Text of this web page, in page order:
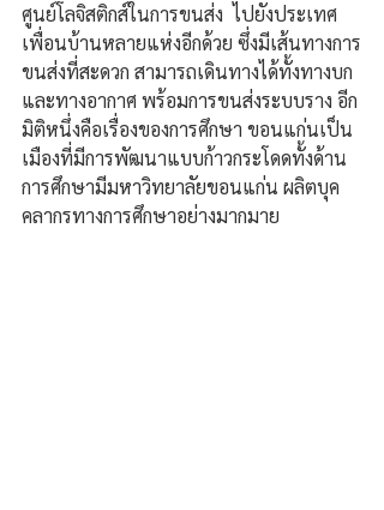
ศูนย์โลจิสติกส์ในการขนส่ง  ไปยังประเทศ
เพื่อนบ้านหลายแห่งอีกด้วย ซึ่งมีเส้นทางการ
ขนส่งที่สะดวก สามารถเดินทางได้ทั้งทางบก
และทางอากาศ พร้อมการขนส่งระบบราง อีก
มิติหนึ่งคือเรื่องของการศึกษา ขอนแก่นเป็น
เมืองที่มีการพัฒนาแบบก้าวกระโดดทั้งด้าน
การศึกษามีมหาวิทยาลัยขอนแก่น ผลิตบุค
คลากรทางการศึกษาอย่างมากมาย